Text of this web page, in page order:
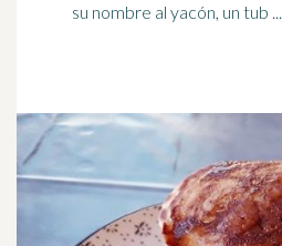
su nombre al yacón, un tub ...